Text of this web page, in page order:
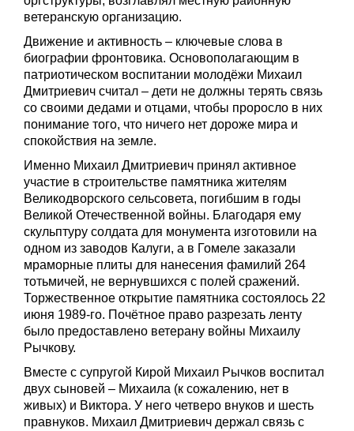
ветеранскую организацию.
Движение и активность – ключевые слова в
биографии фронтовика. Основополагающим в
патриотическом воспитании молодёжи Михаил
Дмитриевич считал – дети не должны терять связь
со своими дедами и отцами, чтобы проросло в них
понимание того, что ничего нет дороже мира и
спокойствия на земле.
Именно Михаил Дмитриевич принял активное
участие в строительстве памятника жителям
Великодворского сельсовета, погибшим в годы
Великой Отечественной войны. Благодаря ему
скульптуру солдата для монумента изготовили на
одном из заводов Калуги, а в Гомеле заказали
мраморные плиты для нанесения фамилий 264
тотьмичей, не вернувшихся с полей сражений.
Торжественное открытие памятника состоялось 22
июня 1989-го. Почётное право разрезать ленту
было предоставлено ветерану войны Михаилу
Рычкову.
Вместе с супругой Кирой Михаил Рычков воспитал
двух сыновей – Михаила (к сожалению, нет в
живых) и Виктора. У него четверо внуков и шесть
правнуков. Михаил Дмитриевич держал связь с